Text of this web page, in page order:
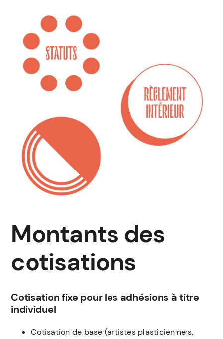
Montants des
cotisations
Cotisation fixe pour les adhésions à titre
individuel
Cotisation de base (artistes plasticien·ne·s,